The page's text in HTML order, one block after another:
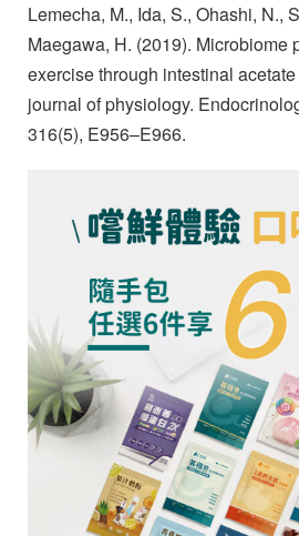
Lemecha, M., Ida, S., Ohashi, N.,
Maegawa, H. (2019). Microbiome
exercise through intestinal
journal of physiology.
316(5), E956–E966.